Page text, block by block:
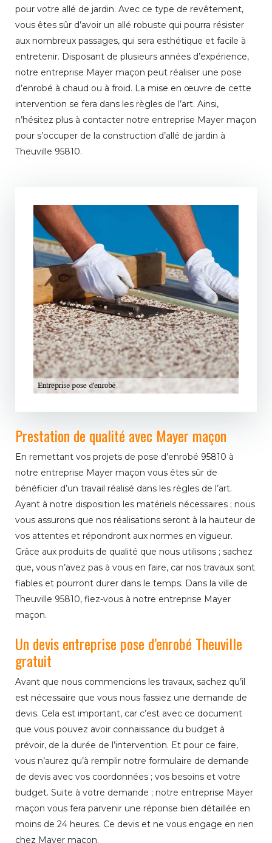
pour votre allé de jardin. Avec ce type de revêtement,
vous êtes sûr d’avoir un allé robuste qui pourra résister
aux nombreux passages, qui sera esthétique et facile à
entretenir. Disposant de plusieurs années d’expérience,
notre entreprise Mayer maçon peut réaliser une pose
d’enrobé à chaud ou à froid. La mise en œuvre de cette
intervention se fera dans les règles de l’art. Ainsi,
n’hésitez plus à contacter notre entreprise Mayer maçon
pour s’occuper de la construction d’allé de jardin à
Theuville 95810.
Prestation de qualité avec Mayer maçon
En remettant vos projets de pose d’enrobé 95810 à
notre entreprise Mayer maçon vous êtes sûr de
bénéficier d’un travail réalisé dans les règles de l’art.
Ayant à notre disposition les matériels nécessaires ; nous
vous assurons que nos réalisations seront à la hauteur de
vos attentes et répondront aux normes en vigueur.
Grâce aux produits de qualité que nous utilisons ; sachez
que, vous n’avez pas à vous en faire, car nos travaux sont
fiables et pourront durer dans le temps. Dans la ville de
Theuville 95810, fiez-vous à notre entreprise Mayer
maçon.
Un devis entreprise pose d’enrobé Theuville
gratuit
Avant que nous commencions les travaux, sachez qu’il
est nécessaire que vous nous fassiez une demande de
devis. Cela est important, car c’est avec ce document
que vous pouvez avoir connaissance du budget à
prévoir, de la durée de l’intervention. Et pour ce faire,
vous n’aurez qu’à remplir notre formulaire de demande
de devis avec vos coordonnées ; vos besoins et votre
budget. Suite à votre demande ; notre entreprise Mayer
maçon vous fera parvenir une réponse bien détaillée en
moins de 24 heures. Ce devis et ne vous engage en rien
chez Mayer maçon.